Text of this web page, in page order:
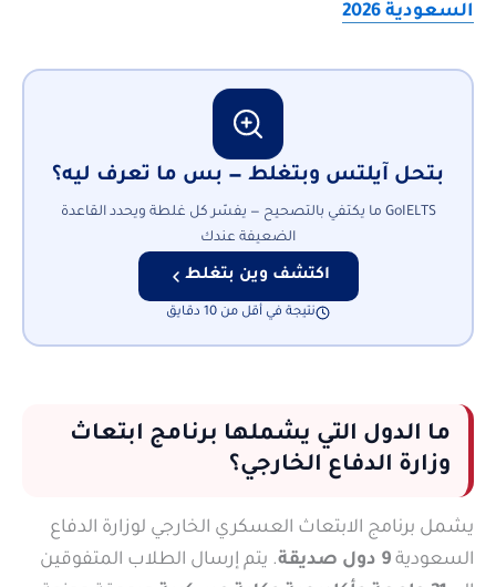
السعودية 2026
بتحل آيلتس وبتغلط — بس ما تعرف ليه؟
GoIELTS ما يكتفي بالتصحيح — يفسّر كل غلطة ويحدد القاعدة
الضعيفة عندك
اكتشف وين بتغلط
نتيجة في أقل من 10 دقايق
ما الدول التي يشملها برنامج ابتعاث
وزارة الدفاع الخارجي؟
يشمل برنامج الابتعاث العسكري الخارجي لوزارة الدفاع
السعودية 9 دول صديقة
. يتم إرسال الطلاب المتفوقين